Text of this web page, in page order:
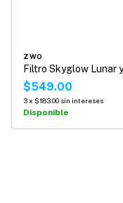
ZWO
Filtro Skyglow Lunar
$549.00
3x $183.00 sin intereses
Disponible